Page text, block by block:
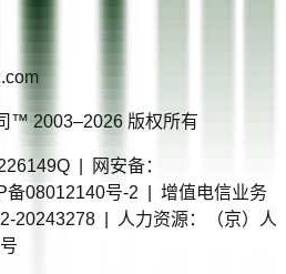
™ 2003–2026 版权所有
| 网安备：
08012140号-2 | 增值电信业务
20243278 | 人力资源：（京）人